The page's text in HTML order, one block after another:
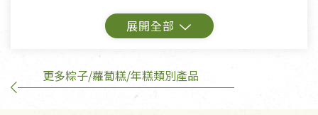
鑑賞期商品說明：
若商品發生新品瑕疵，可申請更換新品。
若您購買的商品有下列「不適用七天鑑賞期商品」情
更多粽子/蘿蔔糕/年糕類別產品